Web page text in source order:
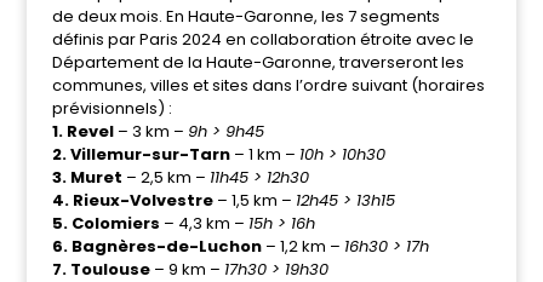
de deux mois. En Haute-Garonne, les 7 segments
définis par Paris 2024 en collaboration étroite avec le
Département de la Haute-Garonne, traverseront les
communes, villes et sites dans l’ordre suivant (horaires
prévisionnels) :
1. Revel– 3 km – 9h > 9h45
2. Villemur-sur-Tarn– 1 km – 10h > 10h30
3. Muret – 2,5 km – 11h45 > 12h30
4. Rieux-Volvestre– 1,5 km – 12h45 > 13h15
5. Colomiers – 4,3 km – 15h > 16h
6. Bagnères-de-Luchon– 1,2 km – 16h30 > 17h
7. Toulouse– 9 km – 17h30 > 19h30